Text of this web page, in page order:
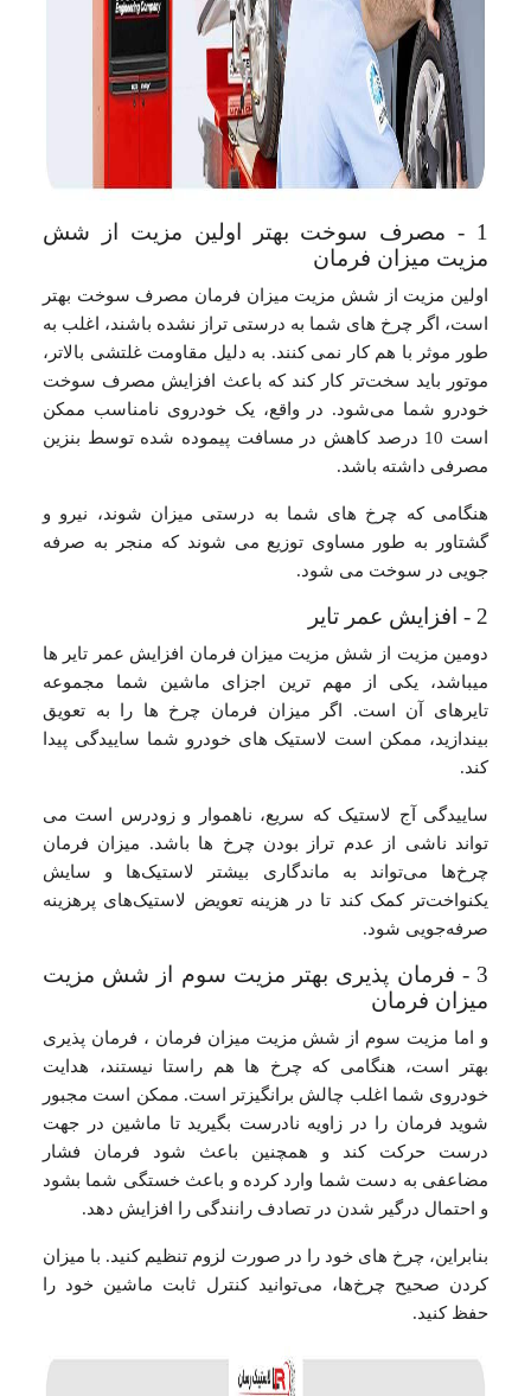
1 - مصرف سوخت بهتر اولین مزیت از شش
مزیت میزان فرمان
اولین مزیت از شش مزیت میزان فرمان مصرف سوخت بهتر
است، اگر چرخ های شما به درستی تراز نشده باشند، اغلب به
طور موثر با هم کار نمی کنند. به دلیل مقاومت غلتشی بالاتر،
موتور باید سخت‌تر کار کند که باعث افزایش مصرف سوخت
خودرو شما می‌شود. در واقع، یک خودروی نامناسب ممکن
است 10 درصد کاهش در مسافت پیموده شده توسط بنزین
مصرفی داشته باشد.
هنگامی که چرخ های شما به درستی میزان شوند، نیرو و
گشتاور به طور مساوی توزیع می شوند که منجر به صرفه
جویی در سوخت می شود.
2 - افزایش عمر تایر
دومین مزیت از شش مزیت میزان فرمان افزایش عمر تایر ها
میباشد، یکی از مهم ترین اجزای ماشین شما مجموعه
تایرهای آن است. اگر میزان فرمان چرخ ها را به تعویق
بیندازید، ممکن است لاستیک های خودرو شما ساییدگی پیدا
کند.
ساییدگی آج لاستیک که سریع، ناهموار و زودرس است می
تواند ناشی از عدم تراز بودن چرخ ها باشد. میزان فرمان
چرخ‌ها می‌تواند به ماندگاری بیشتر لاستیک‌ها و سایش
یکنواخت‌تر کمک کند تا در هزینه تعویض لاستیک‌های پرهزینه
صرفه‌جویی شود.
3 - فرمان پذیری بهتر مزیت سوم از شش مزیت
میزان فرمان
و اما مزیت سوم از شش مزیت میزان فرمان ، فرمان پذیری
بهتر است، هنگامی که چرخ ها هم راستا نیستند، هدایت
خودروی شما اغلب چالش برانگیزتر است. ممکن است مجبور
شوید فرمان را در زاویه نادرست بگیرید تا ماشین در جهت
درست حرکت کند و همچنین باعث شود فرمان فشار
مضاعفی به دست شما وارد کرده و باعث خستگی شما بشود
و احتمال درگیر شدن در تصادف رانندگی را افزایش دهد.
بنابراین، چرخ های خود را در صورت لزوم تنظیم کنید. با میزان
کردن صحیح چرخ‌ها، می‌توانید کنترل ثابت ماشین خود را
حفظ کنید.